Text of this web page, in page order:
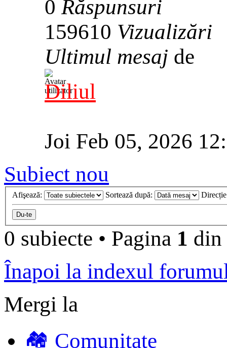
0Răspunsuri
159610 Vizualizări
Ultimul mesaj de
Diliul
Joi Feb 05, 2026
Subiect nou
Afişează: Sortează după:
0 subiecte • Pagina 1 din
Înapoi la indexul
Mergi la
🏘️ Comunitate